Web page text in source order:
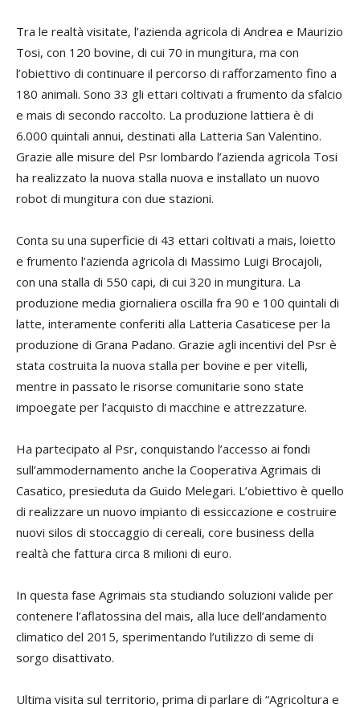
Tra le realtà visitate, l’azienda agricola di Andrea e Maurizio
Tosi, con 120 bovine, di cui 70 in mungitura, ma con
l’obiettivo di continuare il percorso di rafforzamento fino a
180 animali. Sono 33 gli ettari coltivati a frumento da sfalcio
e mais di secondo raccolto. La produzione lattiera è di
6.000 quintali annui, destinati alla Latteria San Valentino.
Grazie alle misure del Psr lombardo l’azienda agricola Tosi
ha realizzato la nuova stalla nuova e installato un nuovo
robot di mungitura con due stazioni.
Conta su una superficie di 43 ettari coltivati a mais, loietto
e frumento l’azienda agricola di Massimo Luigi Brocajoli,
con una stalla di 550 capi, di cui 320 in mungitura. La
produzione media giornaliera oscilla fra 90 e 100 quintali di
latte, interamente conferiti alla Latteria Casaticese per la
produzione di Grana Padano. Grazie agli incentivi del Psr è
stata costruita la nuova stalla per bovine e per vitelli,
mentre in passato le risorse comunitarie sono state
impoegate per l’acquisto di macchine e attrezzature.
Ha partecipato al Psr, conquistando l’accesso ai fondi
sull’ammodernamento anche la Cooperativa Agrimais di
Casatico, presieduta da Guido Melegari. L’obiettivo è quello
di realizzare un nuovo impianto di essiccazione e costruire
nuovi silos di stoccaggio di cereali, core business della
realtà che fattura circa 8 milioni di euro.
In questa fase Agrimais sta studiando soluzioni valide per
contenere l’aflatossina del mais, alla luce dell’andamento
climatico del 2015, sperimentando l’utilizzo di seme di
sorgo disattivato.
Ultima visita sul territorio, prima di parlare di “Agricoltura e